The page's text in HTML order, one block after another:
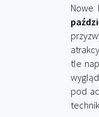
Nowe
tle
pod